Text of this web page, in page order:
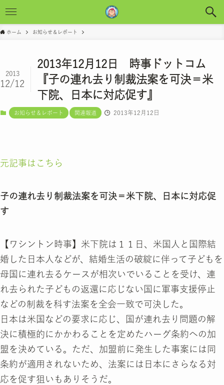
ホーム お知らせ＆レポート
2013年12月12日 時事ドットコム
『子の連れ去り制裁法案を可決＝米
下院、日本に対応促す』
2013
12/12
お知らせ＆レポート 関連報道 2013年12月12日
元記事はこちら
子の連れ去り制裁法案を可決＝米下院、日本に対応促
す
【ワシントン時事】米下院は１１日、米国人と国際結
婚した日本人などが、結婚生活の破綻に伴って子どもを
母国に連れ去るケースが相次いでいることを受け、連
れ去られた子どもの返還に応じない国に軍事支援停止
などの制裁を科す法案を全会一致で可決した。
日本は米国などの要求に応じ、国が連れ去り問題の解
決に積極的にかかわることを定めたハーグ条約への加
盟を決めている。ただ、加盟前に発生した事案には同
条約が適用されないため、法案には日本にさらなる対
応を促す狙いもありそうだ。